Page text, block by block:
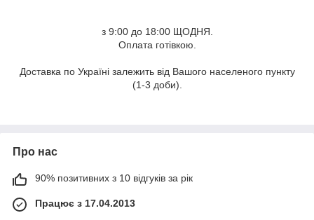
з 9:00 до 18:00 ЩОДНЯ.
Оплата готівкою.
Доставка по Україні залежить від Вашого населеного пункту
(1-3 доби).
Про нас
90% позитивних з 10 відгуків за рік
Працює з 17.04.2013